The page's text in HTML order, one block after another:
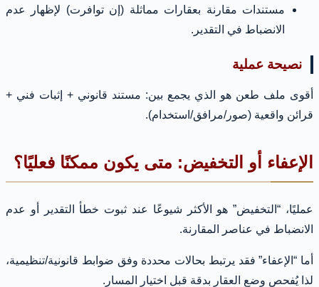
مستندات مقارنة بعقارات مماثلة (إن توافرت) لإظهار عدم
الانضباط في التقدير.
نصيحة عملية
أقوى ملف طعن هو الذي يجمع بين: مستند قانوني + إثبات فني +
قرائن واقعية (صور/مرافق/استخدام).
الإعفاء أو التخفيض: متى يكون ممكنًا فعليًا؟
عمليًا، “التخفيض” هو الأكثر شيوعًا عند ثبوت خطأ التقدير أو عدم
الانضباط في عناصر المقارنة.
أما “الإعفاء” فقد يرتبط بحالات محددة وفق ضوابط قانونية/تنظيمية،
لذا يُفحص وضع العقار بدقة قبل اختيار المسار.